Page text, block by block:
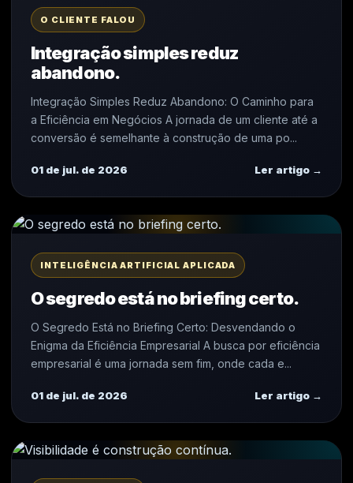
O CLIENTE FALOU
Integração simples reduz
abandono.
Integração Simples Reduz Abandono: O Caminho para
a Eficiência em Negócios A jornada de um cliente até a
conversão é semelhante à construção de uma po...
01 de jul. de 2026 Ler artigo →
INTELIGÊNCIA ARTIFICIAL APLICADA
O segredo está no briefing certo.
O Segredo Está no Briefing Certo: Desvendando o
Enigma da Eficiência Empresarial A busca por eficiência
empresarial é uma jornada sem fim, onde cada e...
01 de jul. de 2026 Ler artigo →